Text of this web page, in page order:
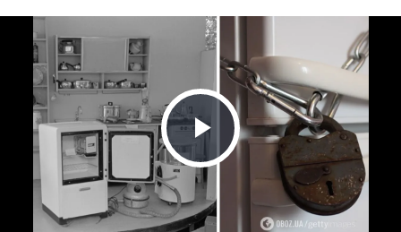
Play Video